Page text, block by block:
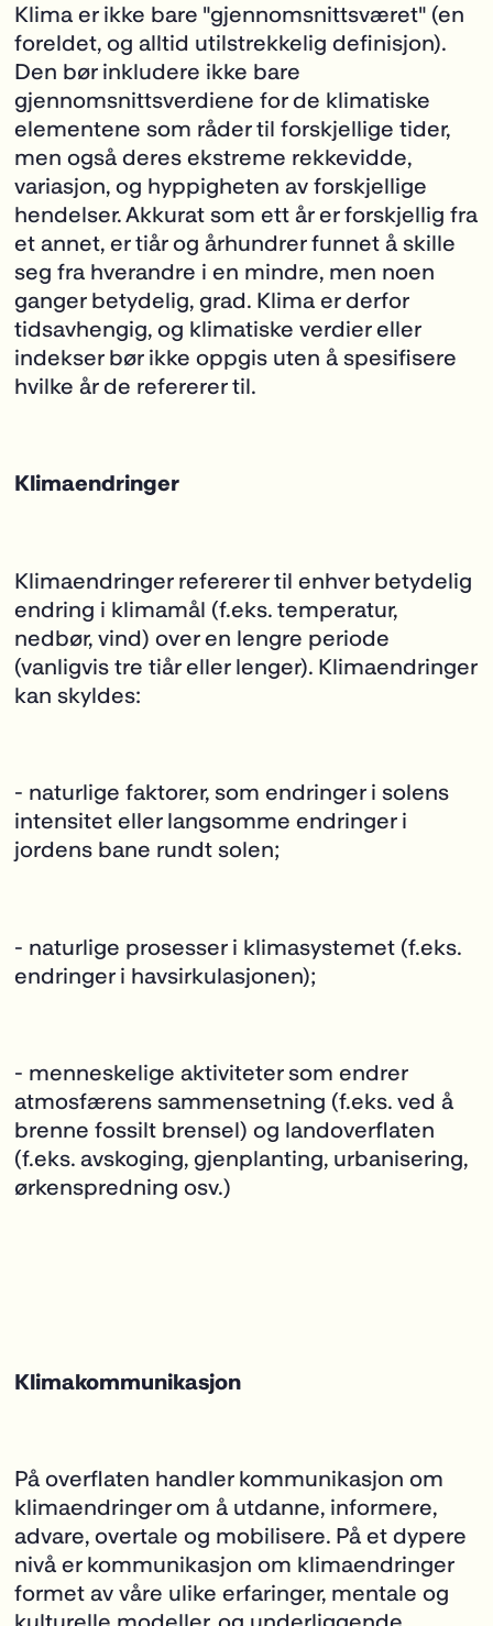
Klima er ikke bare "gjennomsnittsværet" (en
foreldet, og alltid utilstrekkelig definisjon).
Den bør inkludere ikke bare
gjennomsnittsverdiene for de klimatiske
elementene som råder til forskjellige tider,
men også deres ekstreme rekkevidde,
variasjon, og hyppigheten av forskjellige
hendelser. Akkurat som ett år er forskjellig fra
et annet, er tiår og århundrer funnet å skille
seg fra hverandre i en mindre, men noen
ganger betydelig, grad. Klima er derfor
tidsavhengig, og klimatiske verdier eller
indekser bør ikke oppgis uten å spesifisere
hvilke år de refererer til.
Klimaendringer
Klimaendringer refererer til enhver betydelig
endring i klimamål (f.eks. temperatur,
nedbør, vind) over en lengre periode
(vanligvis tre tiår eller lenger). Klimaendringer
kan skyldes:
- naturlige faktorer, som endringer i solens
intensitet eller langsomme endringer i
jordens bane rundt solen;
- naturlige prosesser i klimasystemet (f.eks.
endringer i havsirkulasjonen);
- menneskelige aktiviteter som endrer
atmosfærens sammensetning (f.eks. ved å
brenne fossilt brensel) og landoverflaten
(f.eks. avskoging, gjenplanting, urbanisering,
ørkenspredning osv.)
Klimakommunikasjon
På overflaten handler kommunikasjon om
klimaendringer om å utdanne, informere,
advare, overtale og mobilisere. På et dypere
nivå er kommunikasjon om klimaendringer
formet av våre ulike erfaringer, mentale og